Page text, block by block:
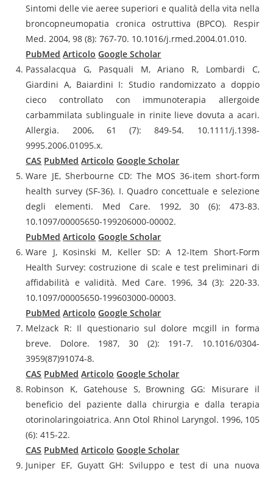
Sintomi delle vie aeree superiori e qualità della vita nella
broncopneumopatia cronica ostruttiva (BPCO). Respir
Med. 2004, 98 (8): 767-70. 10.1016/j.rmed.2004.01.010.
PubMed Articolo Google Scholar
Passalacqua G, Pasquali M, Ariano R, Lombardi C,
Giardini A, Baiardini I: Studio randomizzato a doppio
cieco controllato con immunoterapia allergoide
carbammilata sublinguale in rinite lieve dovuta a acari.
Allergia. 2006, 61 (7): 849-54. 10.1111/j.1398-
9995.2006.01095.x.
CAS PubMed Articolo Google Scholar
Ware JE, Sherbourne CD: The MOS 36-item short-form
health survey (SF-36). I. Quadro concettuale e selezione
degli elementi. Med Care. 1992, 30 (6): 473-83.
10.1097/00005650-199206000-00002.
PubMed Articolo Google Scholar
Ware J, Kosinski M, Keller SD: A 12-Item Short-Form
Health Survey: costruzione di scale e test preliminari di
affidabilità e validità. Med Care. 1996, 34 (3): 220-33.
10.1097/00005650-199603000-00003.
PubMed Articolo Google Scholar
Melzack R: Il questionario sul dolore mcgill in forma
breve. Dolore. 1987, 30 (2): 191-7. 10.1016/0304-
3959(87)91074-8.
CAS PubMed Articolo Google Scholar
Robinson K, Gatehouse S, Browning GG: Misurare il
beneficio del paziente dalla chirurgia e dalla terapia
otorinolaringoiatrica. Ann Otol Rhinol Laryngol. 1996, 105
(6): 415-22.
CAS PubMed Articolo Google Scholar
Juniper EF, Guyatt GH: Sviluppo e test di una nuova